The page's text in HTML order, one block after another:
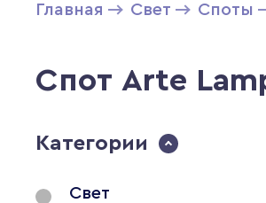
Главная Свет Cпоты
Спот Arte
Категории
Свет